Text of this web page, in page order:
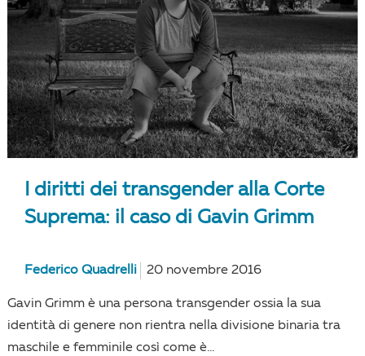
I diritti dei transgender alla Corte
Suprema: il caso di Gavin Grimm
Federico Quadrelli 20 novembre 2016
Gavin Grimm è una persona transgender ossia la sua
identità di genere non rientra nella divisione binaria tra
maschile e femminile così come è...